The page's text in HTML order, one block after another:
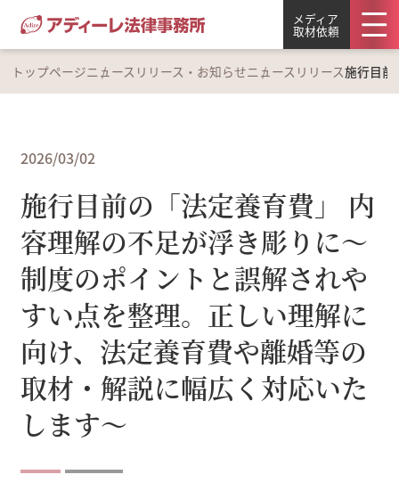
メディア
取材依頼
トップページニュースリリース・お知らせニュースリリース施行目前
2026/03/02
施行目前の「法定養育費」 内
容理解の不足が浮き彫りに～
制度のポイントと誤解されや
すい点を整理。正しい理解に
向け、法定養育費や離婚等の
取材・解説に幅広く対応いた
します～